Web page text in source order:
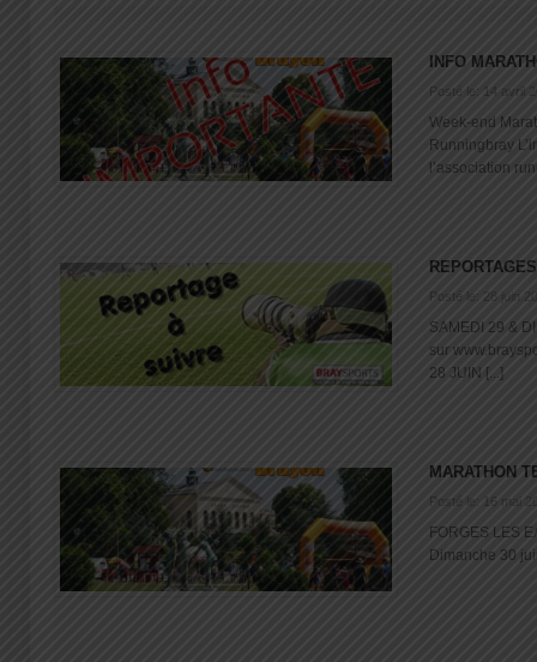
INFO
Posté le: 14 avril
Week-end
Runningbray
l’association
Posté le: 28 juin
SAMEDI 29 &
sur
28 JUIN [...]
MARATHON
Posté le: 16 mai
FORGES LES
Dimanche 30